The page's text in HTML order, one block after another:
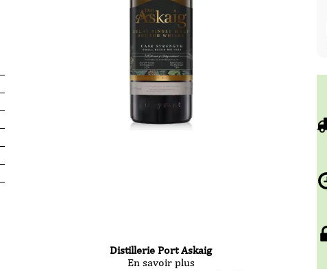
Distillerie Port Askaig
En savoir plus